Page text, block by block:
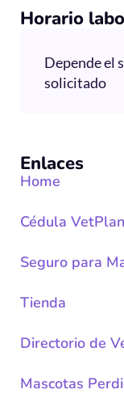
Horario
Depende el
solicitado
Enlaces
Home
Cédula
Seguro para
Tienda
Directorio de
Mascotas